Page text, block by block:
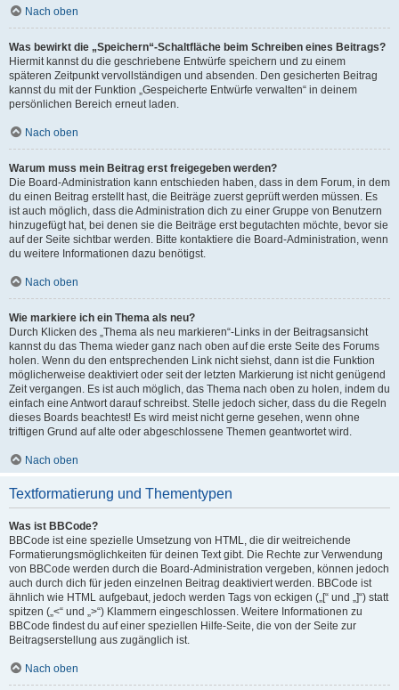
Nach oben
Was bewirkt die „Speichern“-Schaltfläche beim Schreiben eines Beitrags?
Hiermit kannst du die geschriebene Entwürfe speichern und zu einem
späteren Zeitpunkt vervollständigen und absenden. Den gesicherten Beitrag
kannst du mit der Funktion „Gespeicherte Entwürfe verwalten“ in deinem
persönlichen Bereich erneut laden.
Nach oben
Warum muss mein Beitrag erst freigegeben werden?
Die Board-Administration kann entschieden haben, dass in dem Forum, in dem
du einen Beitrag erstellt hast, die Beiträge zuerst geprüft werden müssen. Es
ist auch möglich, dass die Administration dich zu einer Gruppe von Benutzern
hinzugefügt hat, bei denen sie die Beiträge erst begutachten möchte, bevor sie
auf der Seite sichtbar werden. Bitte kontaktiere die Board-Administration, wenn
du weitere Informationen dazu benötigst.
Nach oben
Wie markiere ich ein Thema als neu?
Durch Klicken des „Thema als neu markieren“-Links in der Beitragsansicht
kannst du das Thema wieder ganz nach oben auf die erste Seite des Forums
holen. Wenn du den entsprechenden Link nicht siehst, dann ist die Funktion
möglicherweise deaktiviert oder seit der letzten Markierung ist nicht genügend
Zeit vergangen. Es ist auch möglich, das Thema nach oben zu holen, indem du
einfach eine Antwort darauf schreibst. Stelle jedoch sicher, dass du die Regeln
dieses Boards beachtest! Es wird meist nicht gerne gesehen, wenn ohne
triftigen Grund auf alte oder abgeschlossene Themen geantwortet wird.
Nach oben
Textformatierung und Thementypen
Was ist BBCode?
BBCode ist eine spezielle Umsetzung von HTML, die dir weitreichende
Formatierungsmöglichkeiten für deinen Text gibt. Die Rechte zur Verwendung
von BBCode werden durch die Board-Administration vergeben, können jedoch
auch durch dich für jeden einzelnen Beitrag deaktiviert werden. BBCode ist
ähnlich wie HTML aufgebaut, jedoch werden Tags von eckigen („[“ und „]“) statt
spitzen („<“ und „>“) Klammern eingeschlossen. Weitere Informationen zu
BBCode findest du auf einer speziellen Hilfe-Seite, die von der Seite zur
Beitragserstellung aus zugänglich ist.
Nach oben